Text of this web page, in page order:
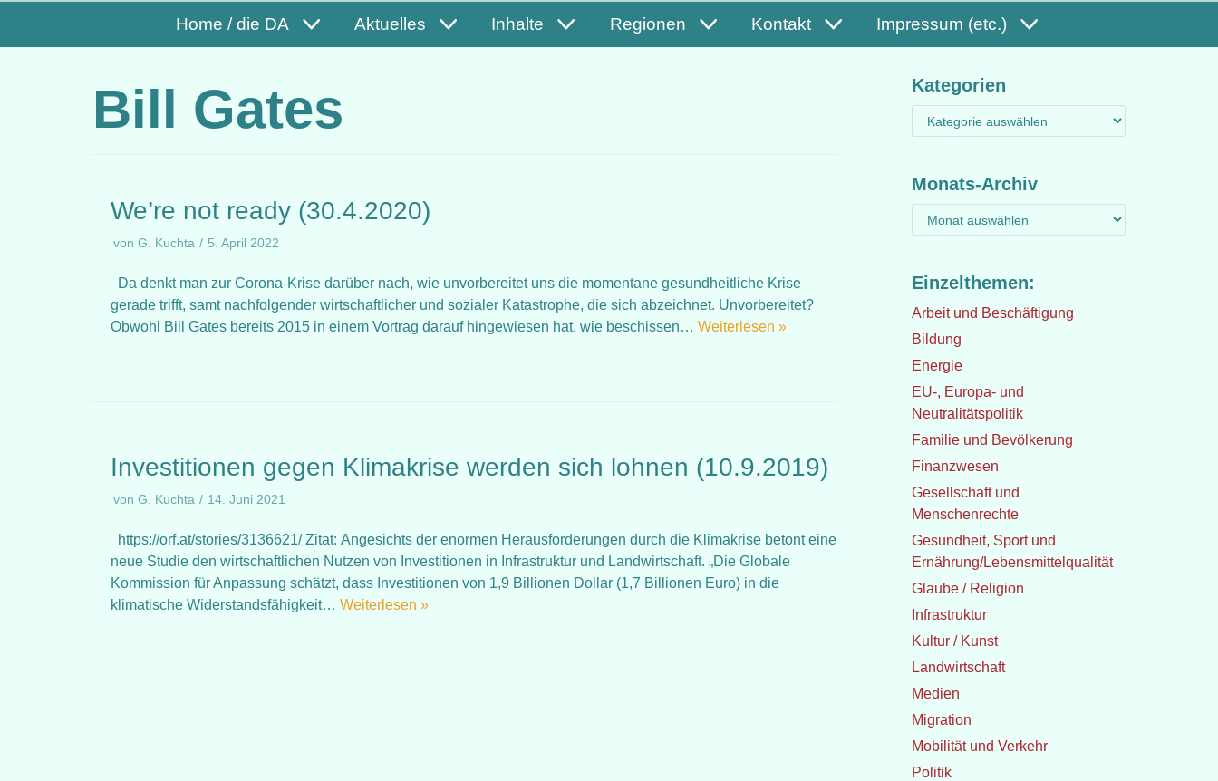
Home / die DA Aktuelles Inhalte Regionen Kontakt Impressum (etc.)
Bill Gates
We’re not ready (30.4.2020)
von G. Kuchta 5. April 2022
Da denkt man zur Corona-Krise darüber nach, wie unvorbereitet uns die momentane gesundheitliche Krise
gerade trifft, samt nachfolgender wirtschaftlicher und sozialer Katastrophe, die sich abzeichnet. Unvorbereitet?
Obwohl Bill Gates bereits 2015 in einem Vortrag darauf hingewiesen hat, wie beschissen… Weiterlesen »
Investitionen gegen Klimakrise werden sich lohnen (10.9.2019)
von G. Kuchta 14. Juni 2021
https://orf.at/stories/3136621/ Zitat: Angesichts der enormen Herausforderungen durch die Klimakrise betont eine
neue Studie den wirtschaftlichen Nutzen von Investitionen in Infrastruktur und Landwirtschaft. „Die Globale
Kommission für Anpassung schätzt, dass Investitionen von 1,9 Billionen Dollar (1,7 Billionen Euro) in die
klimatische Widerstandsfähigkeit… Weiterlesen »
Kategorien
Monats-Archiv
Einzelthemen:
Arbeit und Beschäftigung
Bildung
Energie
EU-, Europa- und
Neutralitätspolitik
Familie und Bevölkerung
Finanzwesen
Gesellschaft und
Menschenrechte
Gesundheit, Sport und
Ernährung/Lebensmittelqualität
Glaube / Religion
Infrastruktur
Kultur / Kunst
Landwirtschaft
Medien
Migration
Mobilität und Verkehr
Politik